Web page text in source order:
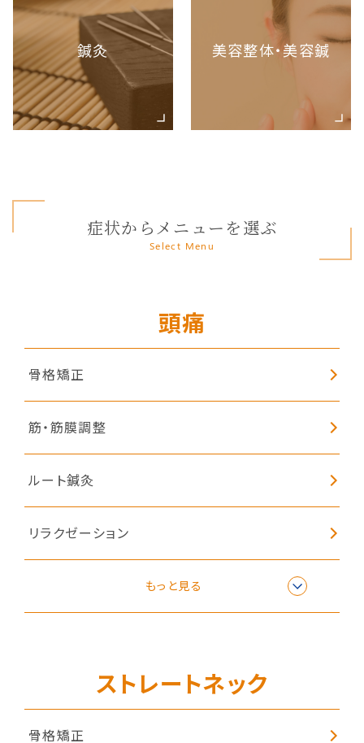
鍼灸 美容整体・美容鍼
症状からメニューを選ぶ
Select Menu
頭痛
骨格矯正
筋・筋膜調整
ルート鍼灸
リラクゼーション
もっと見る
ストレートネック
骨格矯正